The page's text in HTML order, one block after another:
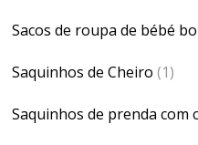
Sacos de roupa de bébé
Saquinhos de Cheiro (1)
Saquinhos de prenda com